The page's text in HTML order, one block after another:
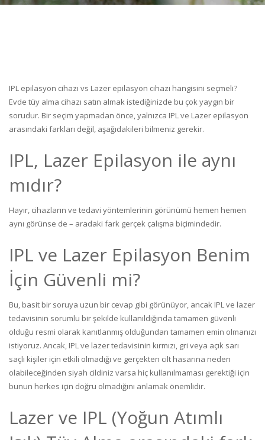
IPL epilasyon cihazı vs Lazer epilasyon cihazı hangisini seçmeli?
Evde tüy alma cihazı satın almak istediğinizde bu çok yaygın bir
sorudur. Bir seçim yapmadan önce, yalnızca IPL ve Lazer epilasyon
arasındaki farkları değil, aşağıdakileri bilmeniz gerekir.
IPL, Lazer Epilasyon ile aynı
mıdır?
Hayır, cihazların ve tedavi yöntemlerinin görünümü hemen hemen
aynı görünse de – aradaki fark gerçek çalışma biçimindedir.
IPL ve Lazer Epilasyon Benim
İçin Güvenli mi?
Bu, basit bir soruya uzun bir cevap gibi görünüyor, ancak IPL ve lazer
tedavisinin sorumlu bir şekilde kullanıldığında tamamen güvenli
olduğu resmi olarak kanıtlanmış olduğundan tamamen emin olmanızı
istiyoruz. Ancak, IPL ve lazer tedavisinin kırmızı, gri veya açık sarı
saçlı kişiler için etkili olmadığı ve gerçekten cilt hasarına neden
olabileceğinden siyah cildiniz varsa hiç kullanılmaması gerektiği için
bunun herkes için doğru olmadığını anlamak önemlidir.
Lazer ve IPL (Yoğun Atımlı